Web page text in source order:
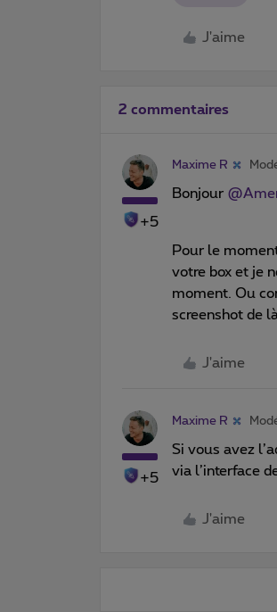
J'aime
2 commentaires
+5
Maxime R
Bonjour
Pour le
votre box et je
moment. Ou
screenshot de
J'aime
+5
Maxime R
Si vous avez
via l’interface
J'aime